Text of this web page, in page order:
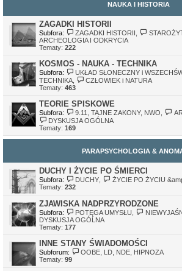
NAUKA I HISTORIA
ZAGADKI HISTORII
Subfora: ZAGADKI HISTORII
ARCHEOLOGIA I ODKRYCIA
Tematy: 222
KOSMOS - NAUKA - TECHNIKA
Subfora: UKŁAD SŁONECZNY i
TECHNIKA
CZŁOWIEK i NATURA
Tematy: 463
TEORIE SPISKOWE
Subfora: 9.11, TAJNE ZAKONY, NWO
DYSKUSJA OGÓLNA
Tematy: 169
PARAPSYCHOLOGIA &
DUCHY I ŻYCIE PO ŚMIERCI
Subfora: DUCHY
ŻYCIE PO ŻYCIU
Tematy: 232
ZJAWISKA NADPRZYRODZONE
Subfora: POTĘGA UMYSŁU
DYSKUSJA OGÓLNA
Tematy: 177
INNE STANY ŚWIADOMOŚCI
Subforum:
OOBE, LD, NDE, HIPNOZA
Tematy: 99